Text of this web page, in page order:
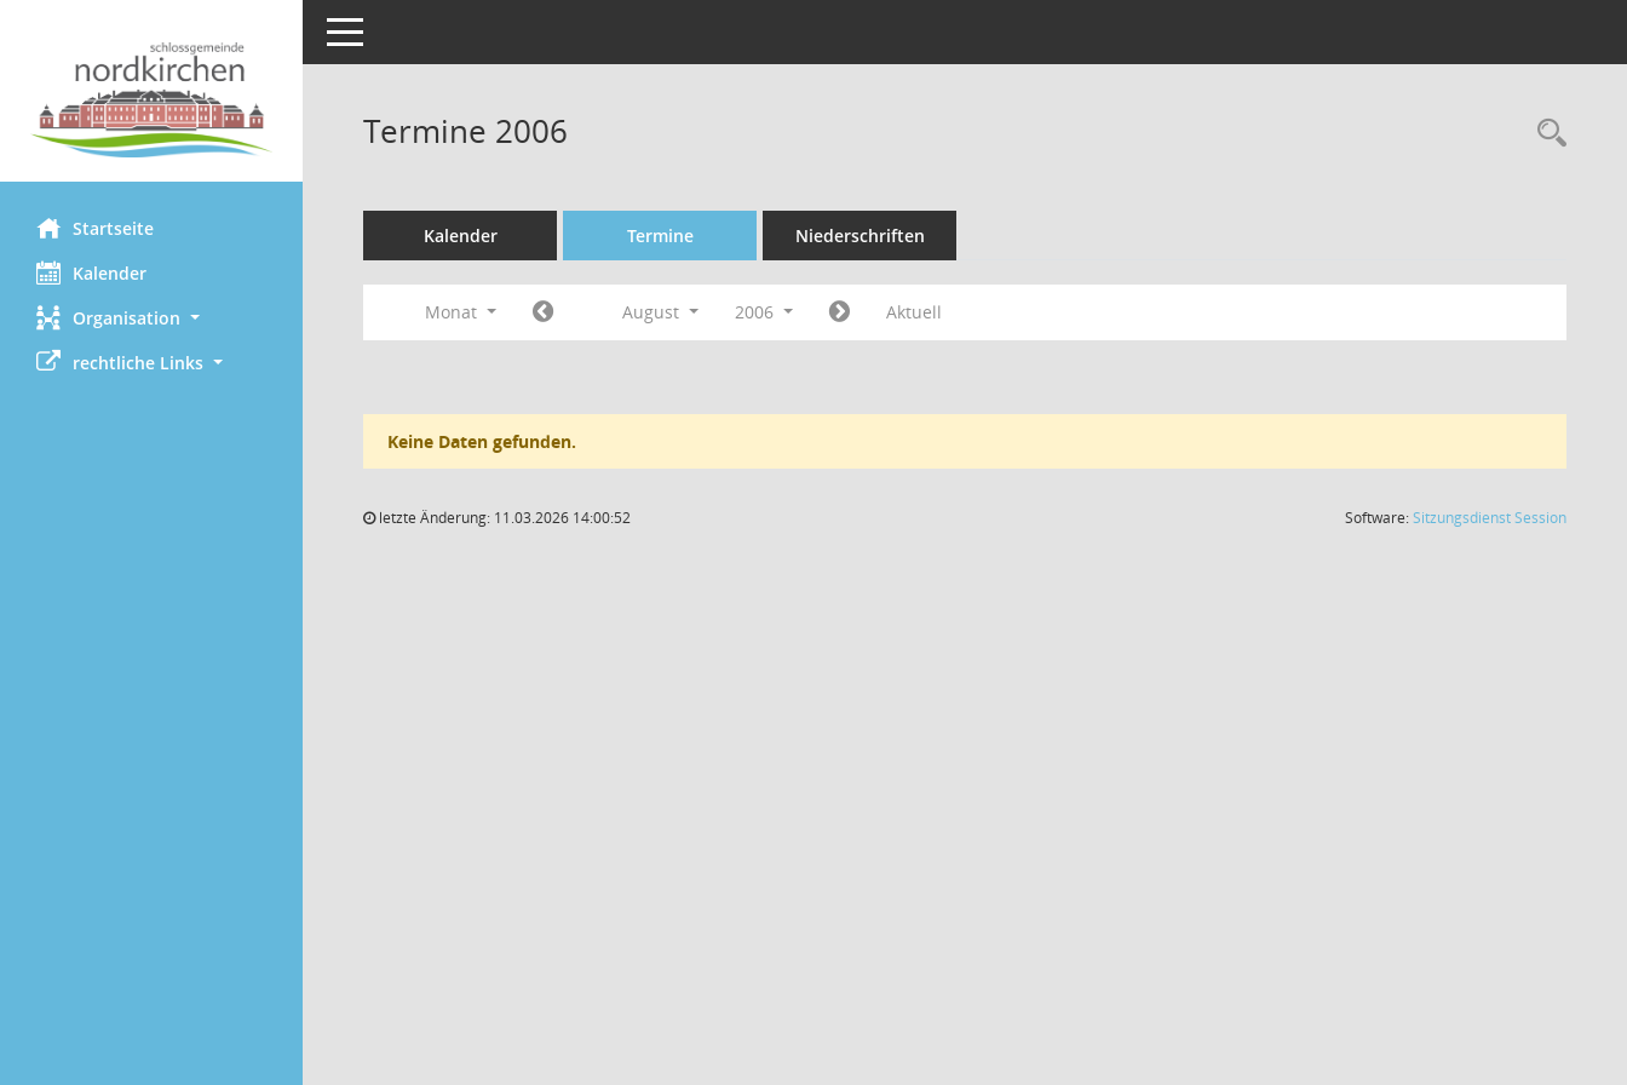
Startseite
Kalender
Organisation
rechtliche Links
Toggle navigation
Termine 2006
Kalender Termine Niederschriften
Monat August 2006 Aktuell
Keine Daten gefunden.
letzte Änderung: 11.03.2026 14:00:52 Software:SitzungsdienstSession(Wird in